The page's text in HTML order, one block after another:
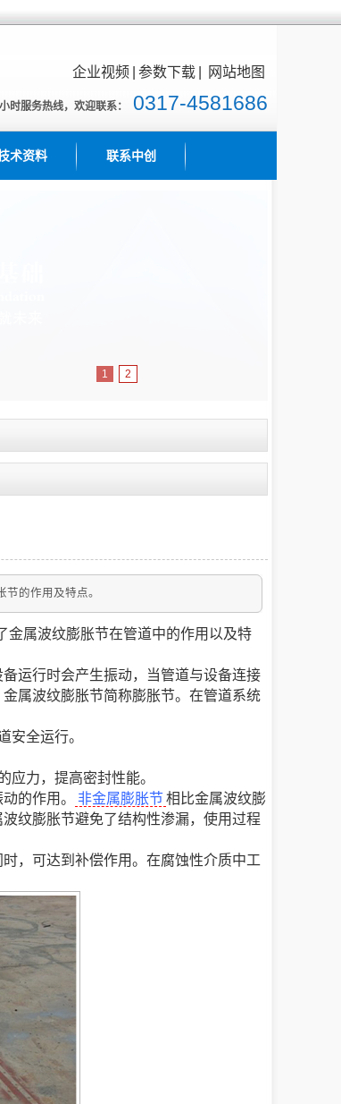
企业视频 参数下载 网站地图
时服务热线，欢迎联系： 0317-4581686
术资料 联系中创
1 2
的作用及特点。
金属波纹膨胀节在管道中的作用以及特
运行时会产生振动，当管道与设备连接
属波纹膨胀节简称膨胀节。在管道系统
安全运行。
力，提高密封性能。
的作用。
非金属膨胀节相比金属波纹膨
纹膨胀节避免了结构性渗漏，使用过程
，可达到补偿作用。在腐蚀性介质中工